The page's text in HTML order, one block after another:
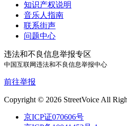
知识产权说明
音乐人指南
联系街声
问题中心
违法和不良信息举报专区
中国互联网违法和不良信息举报中心
前往举报
Copyright © 2026 StreetVoice All
京ICP证070606号